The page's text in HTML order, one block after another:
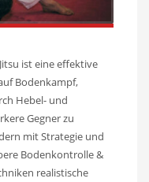
Jitsu ist eine effektive
Bodenkampf,
Hebel- und
Gegner zu
mit Strategie und
Bodenkontrolle &
realistische